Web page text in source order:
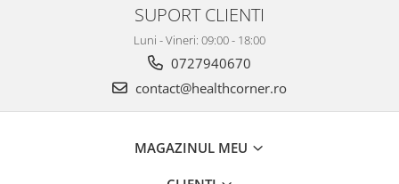
SUPORT CLIENTI
Luni - Vineri: 09:00 - 18:00
0727940670
contact@healthcorner.ro
MAGAZINUL MEU